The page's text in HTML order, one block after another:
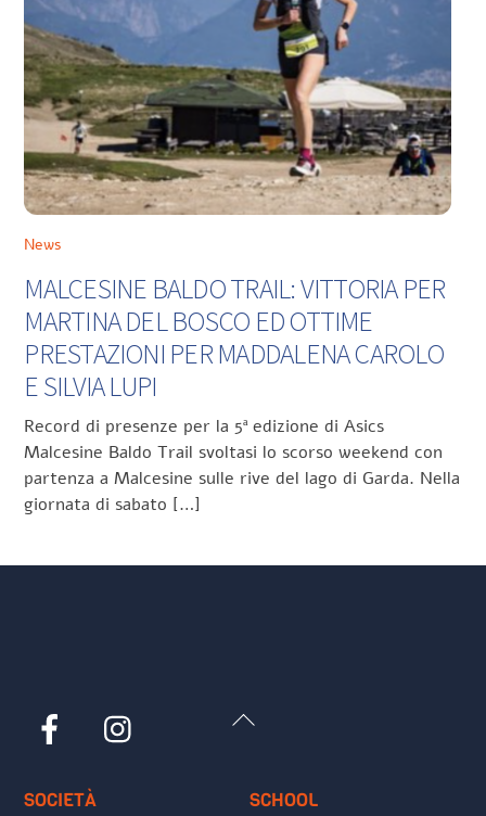
News
MALCESINE BALDO TRAIL: VITTORIA PER
MARTINA DEL BOSCO ED OTTIME
PRESTAZIONI PER MADDALENA CAROLO
E SILVIA LUPI
Record di presenze per la 5ª edizione di Asics
Malcesine Baldo Trail svoltasi lo scorso weekend con
partenza a Malcesine sulle rive del lago di Garda. Nella
giornata di sabato […]
Back
Facebook
SOCIETÀ SCHOOL